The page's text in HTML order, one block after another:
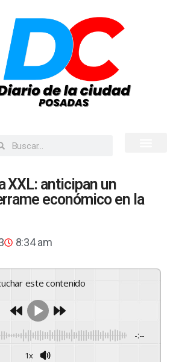
XXL: anticipan un
económico en la
8:34 am
este contenido
-:--
1x